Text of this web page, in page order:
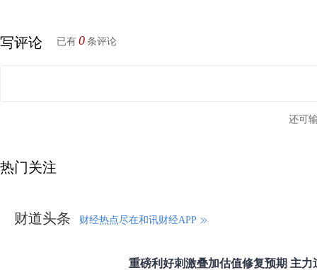
写评论 已有 0 条评论
还可
热门关注
财道头条 财经热点尽在和讯财经APP